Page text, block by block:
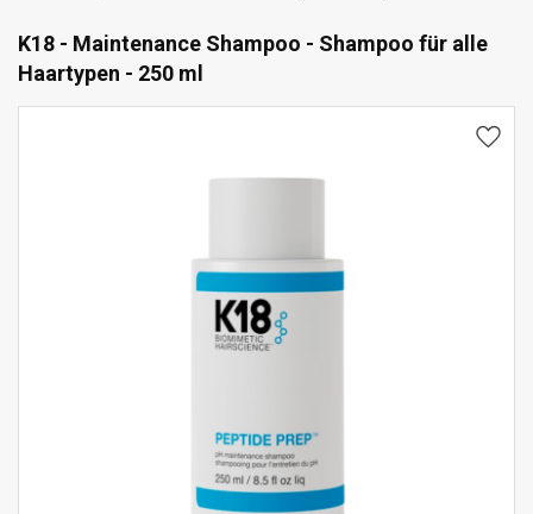
Marken Haarpflege
K18 - Maintenance Shampoo - Shampoo für alle
Haartypen - 250 ml